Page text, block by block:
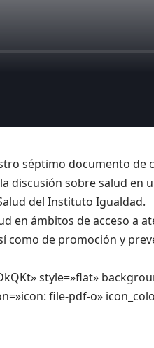
séptimo documento de
discusión sobre salud en
del Instituto Igualdad.
en ámbitos de acceso a
como de promoción y
style=»flat»
file-pdf-o»